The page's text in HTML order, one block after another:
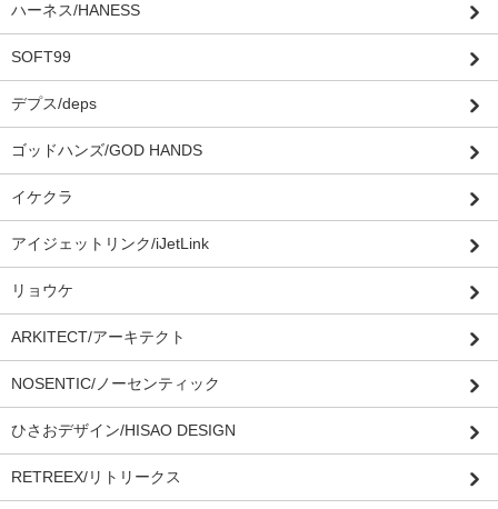
ハーネス/HANESS
SOFT99
デプス/deps
ゴッドハンズ/GOD HANDS
イケクラ
アイジェットリンク/iJetLink
リョウケ
ARKITECT/アーキテクト
NOSENTIC/ノーセンティック
ひさおデザイン/HISAO DESIGN
RETREEX/リトリークス